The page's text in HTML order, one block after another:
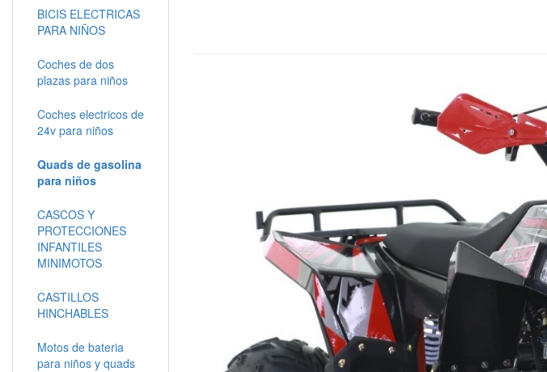
BICIS ELECTRICAS
PARA NIÑOS
Coches de dos
plazas para niños
Coches electricos de
24v para niños
Quads de gasolina
para niños
CASCOS Y
PROTECCIONES
INFANTILES
MINIMOTOS
CASTILLOS
HINCHABLES
Motos de bateria
para niños y quads